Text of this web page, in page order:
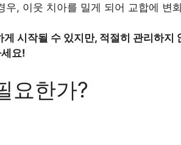
우, 이웃 치아를 밀게 되어 교합에 변
시작될 수 있지만, 적절히 관리하지
요!
요한가?